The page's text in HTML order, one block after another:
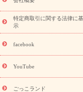
フト・プレゼント特集
ペーン
映画『ウォー
「きょう誕生日なん
誕生日フラワーギフト
(トルコキキョウ)
9
ら探す
お祝いの花特集
特定商取引に関する法律に
示
facebook
YouTube
ごっこランド